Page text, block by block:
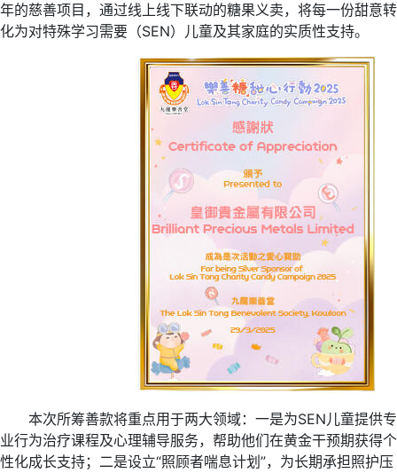
年的慈善项目，通过线上线下联动的糖果义卖，将每一份甜意转
化为对特殊学习需要（SEN）儿童及其家庭的实质性支持。
本次所筹善款将重点用于两大领域：一是为SEN儿童提供专
业行为治疗课程及心理辅导服务，帮助他们在黄金干预期获得个
性化成长支持；二是设立“照顾者喘息计划”，为长期承担照护压